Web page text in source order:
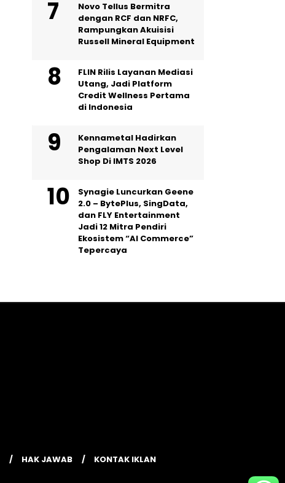
Novo Tellus Bermitra
dengan RCF dan NRFC,
Rampungkan Akuisisi
Russell Mineral Equipment
FLIN Rilis Layanan Mediasi
Utang, Jadi Platform
Credit Wellness Pertama
di Indonesia
Kennametal Hadirkan
Pengalaman Next Level
Shop Di IMTS 2026
Synagie Luncurkan Geene
2.0 – BytePlus, SingData,
dan FLY Entertainment
Jadi 12 Mitra Pendiri
Ekosistem “AI Commerce”
Tepercaya
HAK JAWAB KONTAK IKLAN